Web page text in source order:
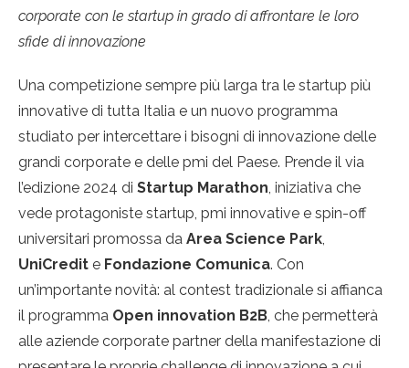
corporate con le startup in grado di affrontare le loro
sfide di innovazione
Una competizione sempre più larga tra le startup più
innovative di tutta Italia e un nuovo programma
studiato per intercettare i bisogni di innovazione delle
grandi corporate e delle pmi del Paese. Prende il via
l’edizione 2024 di Startup Marathon , iniziativa che
vede protagoniste startup, pmi innovative e spin-off
universitari promossa da Area Science Park
UniCredit e Fondazione Comunica. Con
un’importante novità: al contest tradizionale si affianca
il programma Open innovation B2B , che permetterà
alle aziende corporate partner della manifestazione di